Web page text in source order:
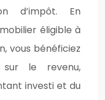
d’impôt. En
éligible à
vous bénéficiez
sur le revenu,
investi et du